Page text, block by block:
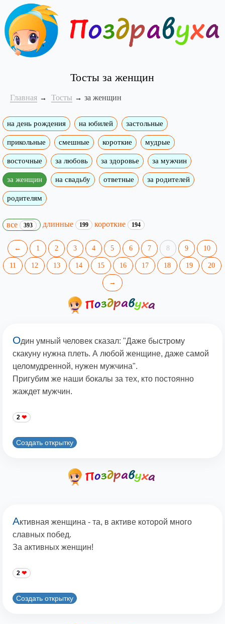
Тосты за женщин
Главная Тосты за женщин
на день рождения на юбилей застольные
прикольные смешные короткие мудрые
восточные за любовь за здоровье за мужчин
за женщин на свадьбу ответные за родителей
родителям
все 393 длинные 199 короткие 194
← 1 2 3 4 5 6 7 8 9 10
11 12 13 14 15 16 17 18 19 20
→
Один умный человек сказал: "Даже быстрому
скакуну нужна плеть. А любой женщине, даже самой
целомудренной, нужен мужчина".
Пригубим же наши бокалы за тех, кто постоянно
жаждет мужчин.
2
Создать открытку
Активная женщина - та, в активе которой много
славных побед.
За активных женщин!
2
Создать открытку